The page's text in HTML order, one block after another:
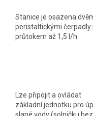
Stanice je osazena
peristaltickými čerpadly
průtokem až 1,5 l/h
Lze připojit a ovládat
základní jednotku pro